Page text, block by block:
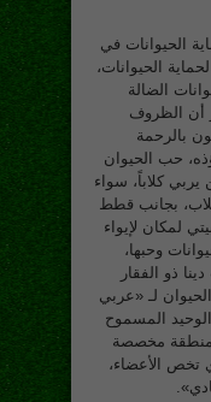
الحيوانات في
الحيوانات،
الضالة
أن الظروف
بالرحمة
حب الحيوان
كلاباً، سواء
أو من الشارع، إذ لديه 10 كلاب، بجانب قطط
لمكان لإيواء
وحبها،
ذو الفقار
لـ «عربي
المسموح
منطقة مخصصة
تخص الأعضاء،